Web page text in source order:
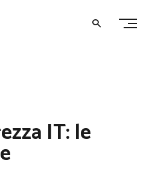
IT: le